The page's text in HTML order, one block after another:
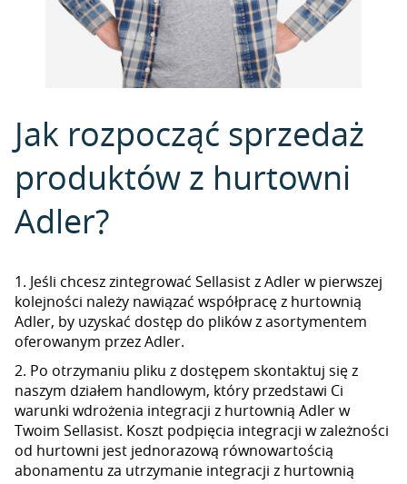
Jak rozpocząć sprzedaż
produktów z hurtowni
Adler?
1. Jeśli chcesz zintegrować Sellasist z Adler w pierwszej
kolejności należy nawiązać współpracę z hurtownią
Adler, by uzyskać dostęp do plików z asortymentem
oferowanym przez Adler.
2. Po otrzymaniu pliku z dostępem skontaktuj się z
naszym działem handlowym, który przedstawi Ci
warunki wdrożenia integracji z hurtownią Adler w
Twoim Sellasist. Koszt podpięcia integracji w zależności
od hurtowni jest jednorazową równowartością
abonamentu za utrzymanie integracji z hurtownią